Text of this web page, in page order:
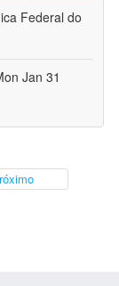
Federal do
Jan 31